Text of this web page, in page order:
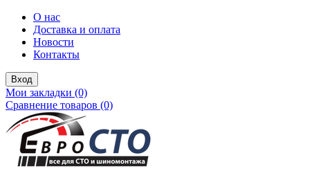
О нас
Доставка и оплата
Новости
Контакты
Вход
Мои закладки (0)
Сравнение товаров (0)